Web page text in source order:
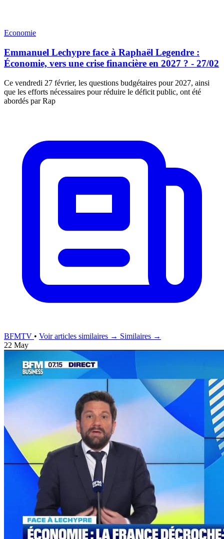
Economie
Emmanuel Lechypre face à Raphaël Legendre :
Économie, vers une crise financière en 2027 ? - 27/02
Ce vendredi 27 février, les questions budgétaires pour 2027, ainsi
que les efforts nécessaires pour réduire le déficit public, ont été
abordés par Rap
BFMTV • Voir articles similaires → Similaires →
22 May